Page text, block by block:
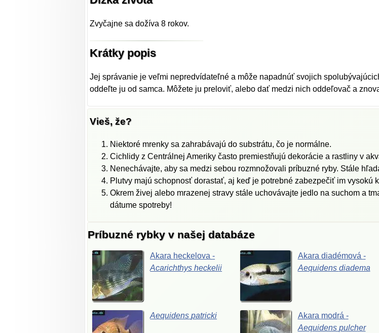
Zvyčajne sa dožíva 8 rokov.
Krátky popis
Jej správanie je veľmi nepredvídateľné a môže napadnúť svojich
oddeľte ju od samca. Môžete ju preloviť, alebo dať medzi nich oddeľovač a
Vieš, že?
Niektoré mrenky sa zahrabávajú do substrátu, čo je normálne.
Cichlidy z Centrálnej Ameriky často premiestňujú dekorácie a rastliny v
Nenechávajte, aby sa medzi sebou rozmnožovali príbuzné ryby. Stále
Plutvy majú schopnosť dorastať, aj keď je potrebné zabezpečiť im vysokú
Okrem živej alebo mrazenej stravy stále uchovávajte jedlo na suchom a
dátume spotreby!
Príbuzné rybky v našej databáze
Akara heckelova-
Acarichthysheckelii
Akara diadémová -
Aequidens diadema
Aequidenspatricki Akara modrá -
Aequidens pulcher